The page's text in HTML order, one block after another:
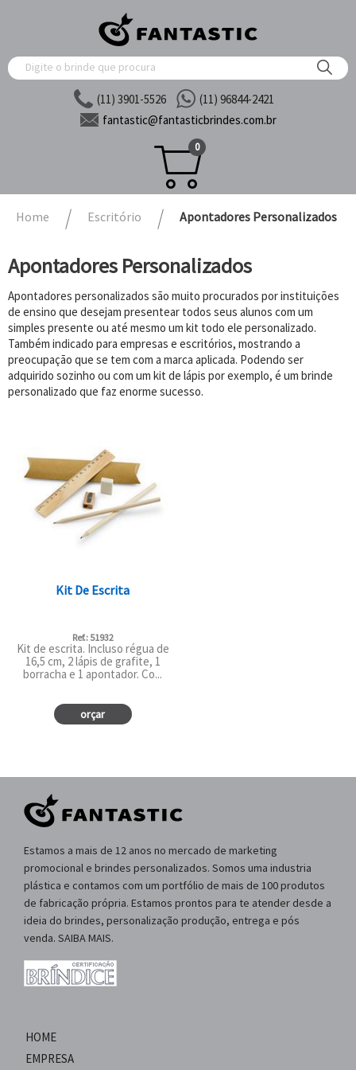
(11) 3901-5526
(11) 96844-2421
fantastic@fantasticbrindes.com.br
0
Home Escritório Apontadores Personalizados
Apontadores Personalizados
Apontadores personalizados são muito procurados por instituições
de ensino que desejam presentear todos seus alunos com um
simples presente ou até mesmo um kit todo ele personalizado.
Também indicado para empresas e escritórios, mostrando a
preocupação que se tem com a marca aplicada. Podendo ser
adquirido sozinho ou com um kit de lápis por exemplo, é um brinde
personalizado que faz enorme sucesso.
Kit De Escrita
Ref.: 51932
Kit de escrita. Incluso régua de
16,5 cm, 2 lápis de grafite, 1
borracha e 1 apontador. Co...
orçar
Estamos a mais de 12 anos no mercado de marketing
promocional e brindes personalizados. Somos uma industria
plástica e contamos com um portfólio de mais de 100 produtos
de fabricação própria. Estamos prontos para te atender desde a
ideia do brindes, personalização produção, entrega e pós
venda. SAIBA MAIS.
HOME
EMPRESA